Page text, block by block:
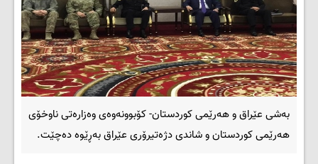
بەشی عێراق و هەرێمی کوردستان- كۆبوونه‌وه‌ی وه‌زاره‌تی ناوخۆی
هه‌رێمی كوردستان و شاندی دژەتیرۆری عێراق به‌ڕێوه‌ ده‌چێت.